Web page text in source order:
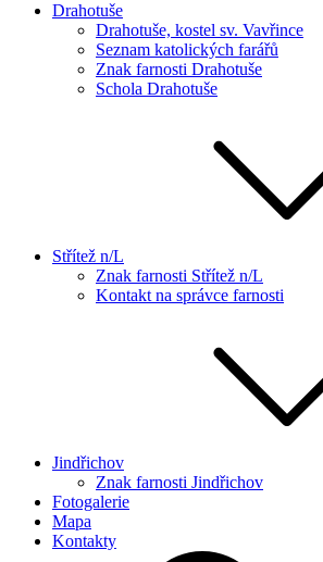
Drahotuše
Drahotuše, kostel sv. Vavřince
Seznam katolických farářů
Znak farnosti Drahotuše
Schola Drahotuše
Střítež n/L
Znak farnosti Střítež n/L
Kontakt na správce farnosti
Jindřichov
Znak farnosti Jindřichov
Fotogalerie
Mapa
Kontakty